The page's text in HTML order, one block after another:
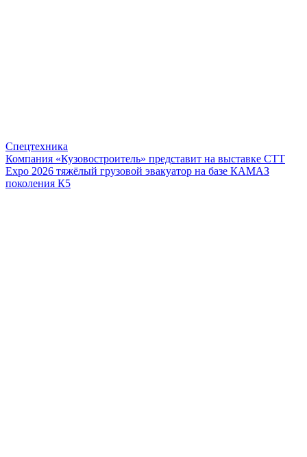
Спецтехника
Компания «Кузовостроитель» представит на выставке CTT
Expo 2026 тяжёлый грузовой эвакуатор на базе КАМАЗ
поколения К5